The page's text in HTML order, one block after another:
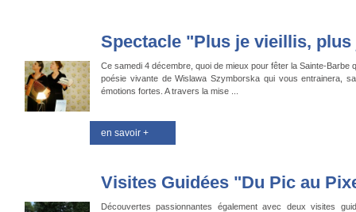
Spectacle "Plus je vieillis, plus
Ce samedi 4 décembre, quoi de mieux pour fêter la Sainte-Barbe
poésie vivante de Wislawa Szymborska qui vous entrainera,
émotions fortes. A travers la mise ...
en savoir +
Visites Guidées "Du Pic au
Découvertes passionnantes également avec deux visites